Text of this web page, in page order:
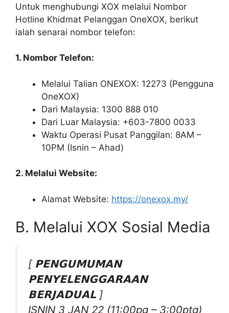
Untuk menghubungi XOX melalui Nombor
Hotline Khidmat Pelanggan OneXOX, berikut
ialah senarai nombor telefon:
1. Nombor Telefon:
Melalui Talian ONEXOX: 12273 (Pengguna
OneXOX)
Dari Malaysia: 1300 888 010
Dari Luar Malaysia: +603-7800 0033
Waktu Operasi Pusat Panggilan: 8AM –
10PM (Isnin – Ahad)
2. Melalui Website:
Alamat Website: https://onexox.my/
B. Melalui XOX Sosial Media
[ 𝗣𝗘𝗡𝗚𝗨𝗠𝗨𝗠𝗔𝗡
𝗣𝗘𝗡𝗬𝗘𝗟𝗘𝗡𝗚𝗚𝗔𝗥𝗔𝗔𝗡
𝗕𝗘𝗥𝗝𝗔𝗗𝗨𝗔𝗟 ]
ISNIN 3 JAN 22 (11:00pg – 3:00ptg)